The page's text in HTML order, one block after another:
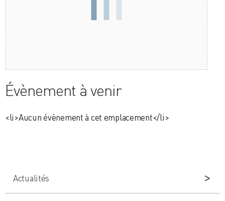
Évènement à venir
<li>Aucun évènement à cet emplacement</li>
Actualités